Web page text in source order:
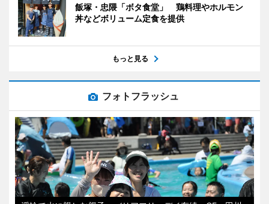
飯塚・忠隈「ボタ食堂」 鶏料理やホルモン
丼などボリューム定食を提供
もっと見る
フォトフラッシュ